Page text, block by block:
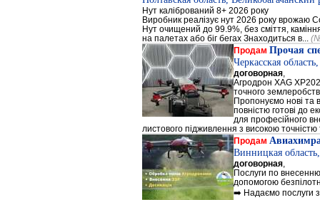
Нут калібрований 8+ 2026 року
Виробник реалізує нут 2026 року врожаю
Нут очищений до 99.9%, без сміття,
на палетах або біг бегах Знаходиться в...
Продам Прочая
Черкасская
договорная
Агродрон XAG
точного
Пропонуємо нові та
повністю готові до
для професійного
листового підживлення з високою
Продам
Винницкая
договорная
Послуги по
допомогою
➡️ Надаємо послуги з